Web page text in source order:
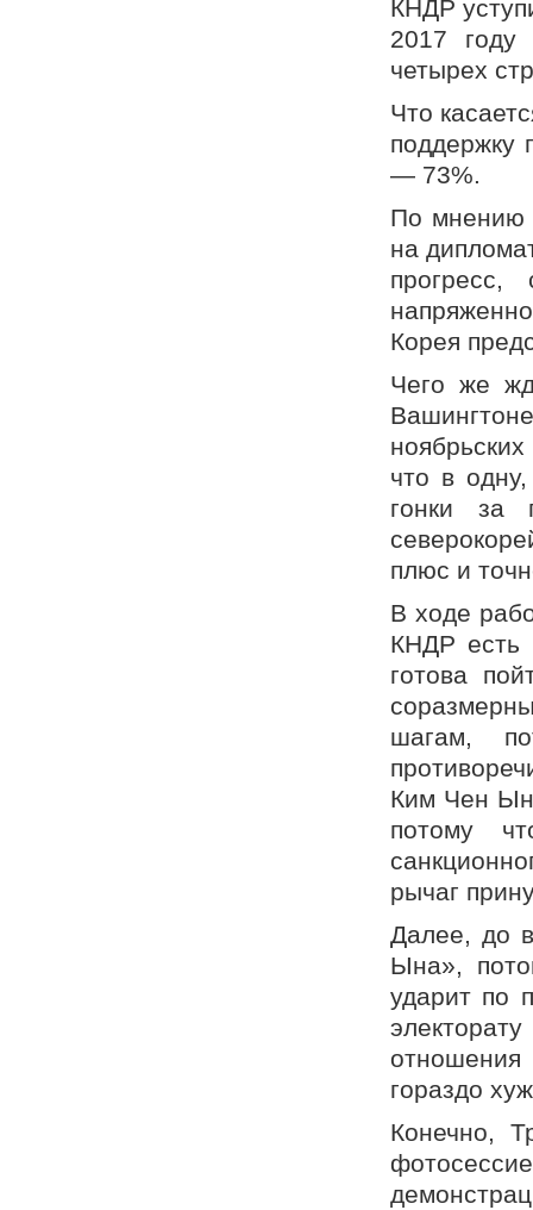
КНДР
2017 году
четырех
Что
поддержку
— 73%.
По мнению
на
прогресс,
Корея
Чего же
что в
гонки за
плюс и
В ходе
КНДР есть
готова
шагам,
Ким Чен Ын
потому
рычаг
Далее, до
Ына»,
ударит по
гораздо
Конечно,